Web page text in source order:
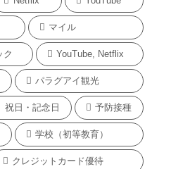
マイル
ク YouTube, Netflix
パラグアイ観光
祝日・記念日 予防接種
学校（初等教育）
クレジットカード優待